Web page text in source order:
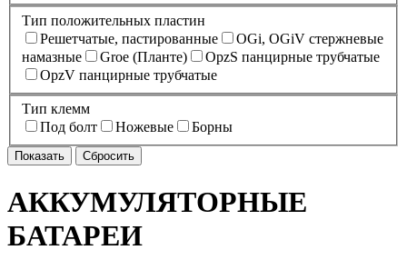
Тип положительных пластин
Решетчатые, пастированные
OGi, OGiV стержневые
намазные
Groe (Планте)
OpzS панцирные трубчатые
OpzV панцирные трубчатые
Тип клемм
Под болт
Ножевые Борны
АККУМУЛЯТОРНЫЕ
БАТАРЕИ